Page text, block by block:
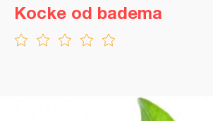
Kocke od badema